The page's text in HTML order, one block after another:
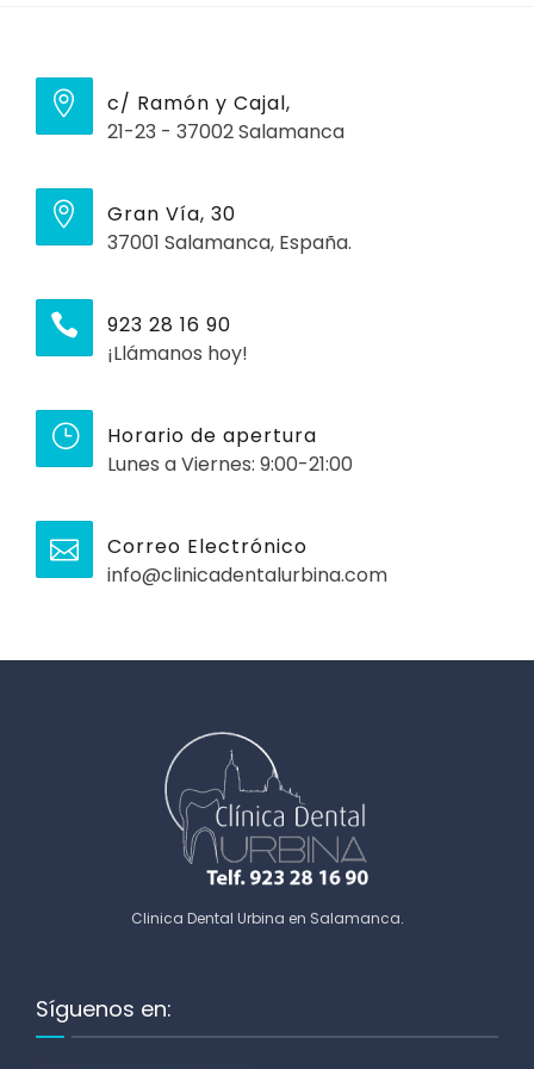
c/ Ramón y Cajal,
21-23 - 37002 Salamanca
Gran Vía, 30
37001 Salamanca, España.
923 28 16 90
¡Llámanos hoy!
Horario de apertura
Lunes a Viernes: 9:00-21:00
Correo Electrónico
info@clinicadentalurbina.com
Clinica Dental Urbina en Salamanca.
Síguenos en: